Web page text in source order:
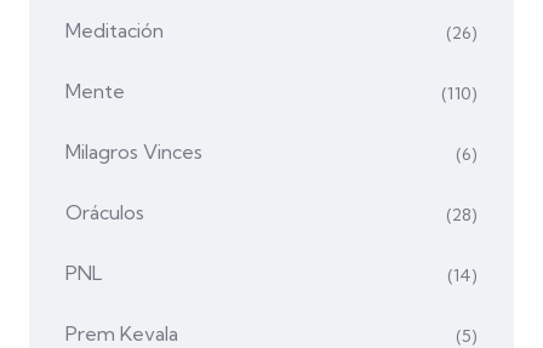
Meditación (26)
Mente (110)
Milagros Vinces (6)
Oráculos (28)
PNL (14)
Prem Kevala (5)